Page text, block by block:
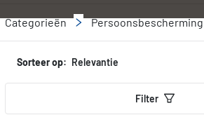
Categorieën Persoonsbescherming
Sorteer op: Relevantie
Filter